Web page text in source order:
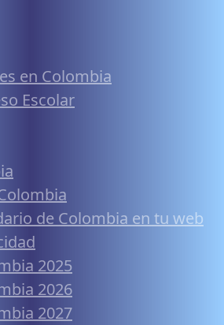
en Colombia
Escolar
de Colombia en tu web
2025
2026
2027